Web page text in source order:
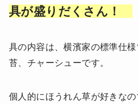
具が盛りだくさん！
具の内容は、横濱家の標準仕
苔、チャーシューです。
個人的にほうれん草が好きな